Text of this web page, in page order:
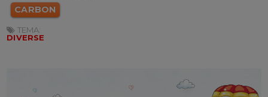
CARBON
TEMA:
DIVERSE